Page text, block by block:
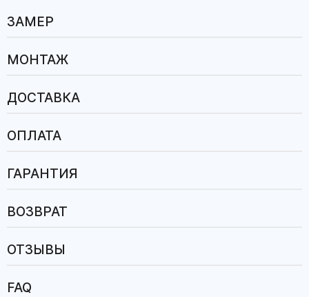
ЗАМЕР
МОНТАЖ
ДОСТАВКА
ОПЛАТА
ГАРАНТИЯ
ВОЗВРАТ
ОТЗЫВЫ
FAQ